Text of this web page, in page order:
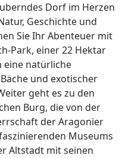
Dorf im Herzen
Geschichte und
Sie Ihr Abenteuer mit
Park, einer 22 Hektar
eine natürliche
und exotischer
geht es zu den
Burg, die von der
der Aragonier
Museums
Altstadt mit seinen